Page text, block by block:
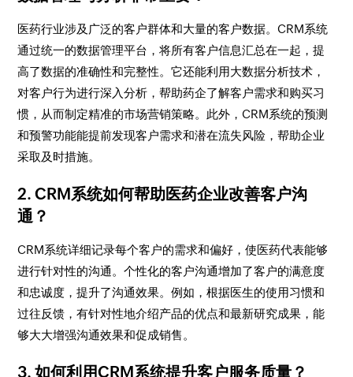
医药行业涉及广泛的客户群体和大量的客户数据。CRM系统
通过统一的数据管理平台，将所有客户信息汇总在一起，提
高了数据的准确性和完整性。它还能利用大数据分析技术，
对客户行为进行深入分析，帮助药企了解客户需求和购买习
惯，从而制定精准的市场营销策略。此外，CRM系统的预测
和预警功能能提前发现客户需求和潜在流失风险，帮助企业
采取及时措施。
2. CRM系统如何帮助医药企业改善客户沟
通？
CRM系统详细记录每个客户的需求和偏好，使医药代表能够
进行针对性的沟通。个性化的客户沟通增加了客户的满意度
和忠诚度，提升了沟通效果。例如，根据医生的使用习惯和
过往反馈，有针对性地介绍产品的优点和最新研究成果，能
够大大增强沟通效果和促成销售。
3. 如何利用CRM系统提升客户服务质量？